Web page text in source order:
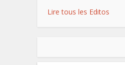
Lire tous les Editos